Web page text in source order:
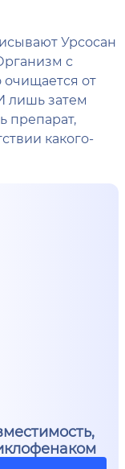
Урсосан
с
от
лишь затем
препарат,
какого-